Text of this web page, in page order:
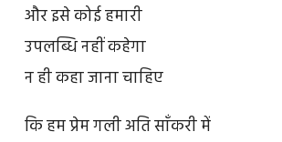
और इसे कोई हमारी
उपलब्धि नहीं कहेगा
न ही कहा जाना चाहिए
कि हम प्रेम गली अति साँकरी में